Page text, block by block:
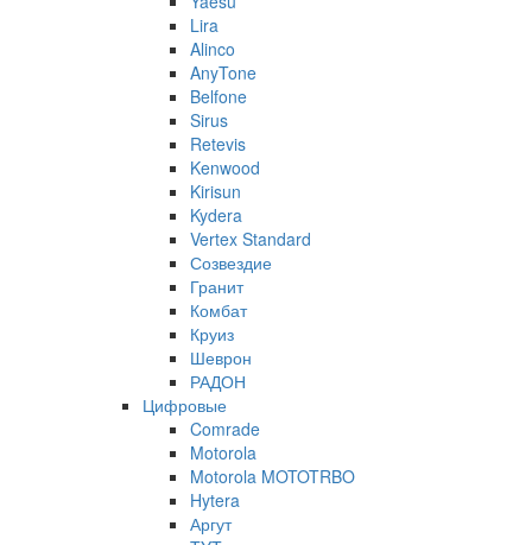
Lira
Alinco
AnyTone
Belfone
Sirus
Retevis
Kenwood
Kirisun
Kydera
Vertex Standard
Созвездие
Гранит
Комбат
Круиз
Шеврон
РАДОН
Цифровые
Comrade
Motorola
Motorola MOTOTRBO
Hytera
Аргут